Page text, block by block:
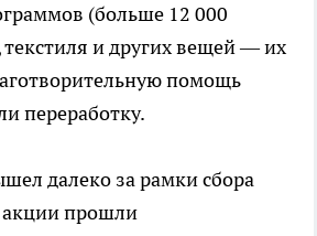
(больше 12 000
и других вещей — их
помощь
переработку.
далеко за рамки сбора
прошли